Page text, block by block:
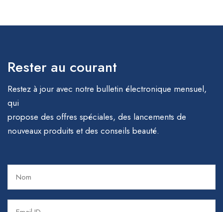
Rester au courant
Restez à jour avec notre bulletin électronique mensuel,
qui
propose des offres spéciales, des lancements de
nouveaux produits et des conseils beauté.